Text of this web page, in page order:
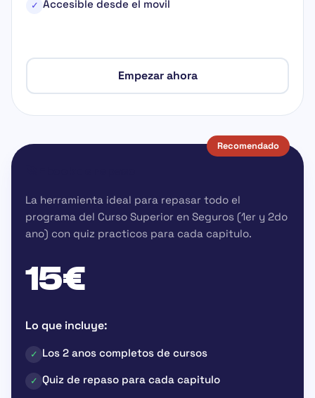
✓ Accesible desde el movil
Empezar ahora
Recomendado
La herramienta ideal para repasar todo el
programa del Curso Superior en Seguros (1er y 2do
ano) con quiz practicos para cada capitulo.
15€
Lo que incluye:
✓ Los 2 anos completos de cursos
✓ Quiz de repaso para cada capitulo